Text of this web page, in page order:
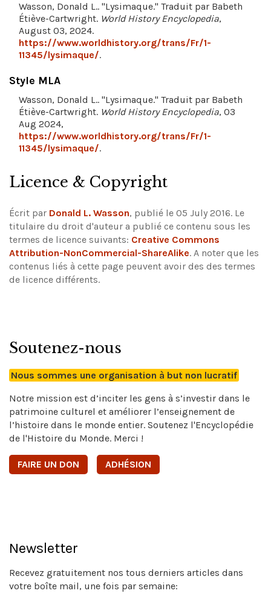
Wasson, Donald L.. "Lysimaque." Traduit par Babeth
Étiève-Cartwright. World History Encyclopedia,
August 03, 2024.
https://www.worldhistory.org/trans/Fr/1-
11345/lysimaque/.
Style MLA
Wasson, Donald L.. "Lysimaque." Traduit par Babeth
Étiève-Cartwright. World History Encyclopedia, 03
Aug 2024,
https://www.worldhistory.org/trans/Fr/1-
11345/lysimaque/.
Licence & Copyright
Écrit par Donald L. Wasson, publié le 05 July 2016. Le
titulaire du droit d'auteur a publié ce contenu sous les
termes de licence suivants: Creative Commons
Attribution-NonCommercial-ShareAlike. A noter que les
contenus liés à cette page peuvent avoir des des termes
de licence différents.
Soutenez-nous
Nous sommes une organisation à but non lucratif
Notre mission est d’inciter les gens à s’investir dans le
patrimoine culturel et améliorer l’enseignement de
l’histoire dans le monde entier. Soutenez l'Encyclopédie
de l'Histoire du Monde. Merci !
FAIRE UN DON ADHÉSION
Newsletter
Recevez gratuitement nos tous derniers articles dans
votre boîte mail, une fois par semaine: